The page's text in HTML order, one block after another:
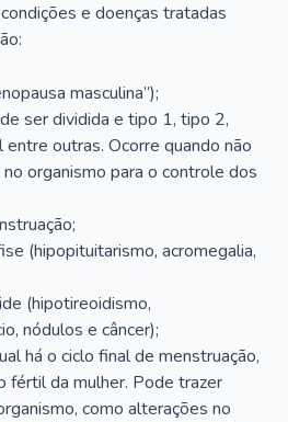
e doenças tratadas
masculina”);
ser dividida e tipo 1, tipo 2,
outras. Ocorre quando não
organismo para o controle dos
(hipopituitarismo, acromegalia,
(hipotireoidismo,
nódulos e câncer);
há o ciclo final de menstruação,
fértil da mulher. Pode trazer
como alterações no